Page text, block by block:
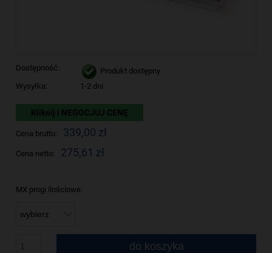
Dostępność:
Produkt dostępny
Wysyłka:
1-2 dni
Kliknij i NEGOCJUJ CENĘ
Cena brutto: 339,00 zł
Cena netto: 275,61 zł
MX progi ilościowe:
do koszyka